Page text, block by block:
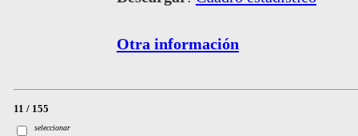
Otra información
11 / 155
seleccionar